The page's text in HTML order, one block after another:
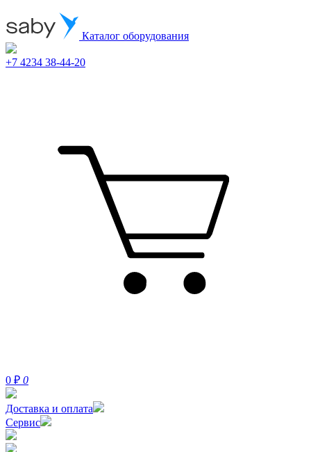
Каталог оборудования
+7 4234 38-44-20
0 ₽ 0
Доставка и оплата
Сервис